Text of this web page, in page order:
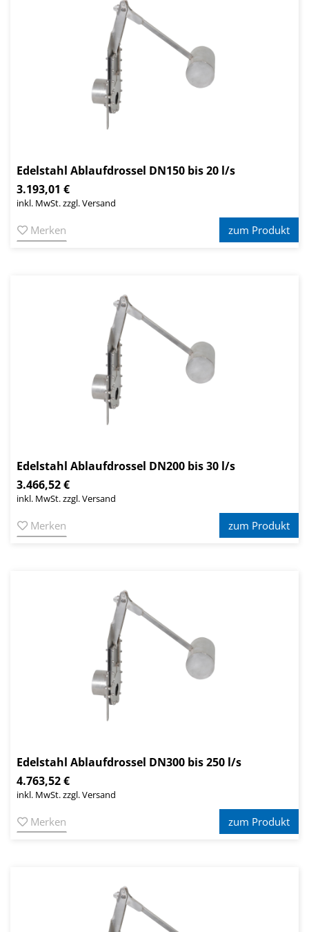
Edelstahl Ablaufdrossel DN150 bis 20 l/s
3.193,01 €
inkl. MwSt. zzgl. Versand
Merken zum Produkt
Edelstahl Ablaufdrossel DN200 bis 30 l/s
3.466,52 €
inkl. MwSt. zzgl. Versand
Merken zum Produkt
Edelstahl Ablaufdrossel DN300 bis 250 l/s
4.763,52 €
inkl. MwSt. zzgl. Versand
Merken zum Produkt